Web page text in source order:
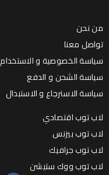
من نحن
تواصل معنا
سياسة الخصوصية و الاستخدام
سياسة الشحن و الدفع
سياسة الاسترجاع و الاستبدال
لاب توب اقتصادي
لاب توب بيزنس
لاب توب جرافيك
لاب توب ووك ستيشن